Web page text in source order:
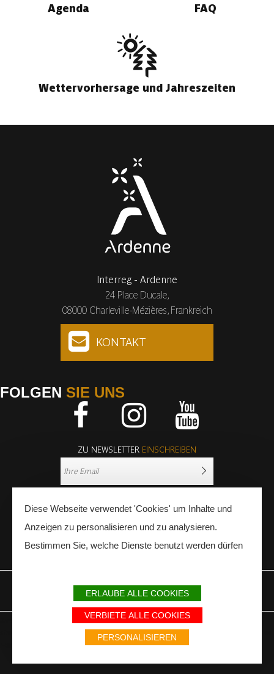
Agenda FAQ
Wettervorhersage und Jahreszeiten
Interreg - Ardenne
24 Place Ducale,
08000 Charleville-Mézières, Frankreich
KONTAKT
FOLGEN SIE UNS
ZU NEWSLETTER EINSCHREIBEN
PRESSE FACHLEUTE
Avec le soutien du Fonds Européen de développement régional / Met
steun van het Europese Fonds voor Regionale Ontwikkeling / Europäischer
Fonds für Regionale Entwicklung
Diese Webseite verwendet 'Cookies' um Inhalte und
Anzeigen zu personalisieren und zu analysieren.
Bestimmen Sie, welche Dienste benutzt werden dürfen
ERLAUBE ALLE COOKIES
VERBIETE ALLE COOKIES
PERSONALISIEREN